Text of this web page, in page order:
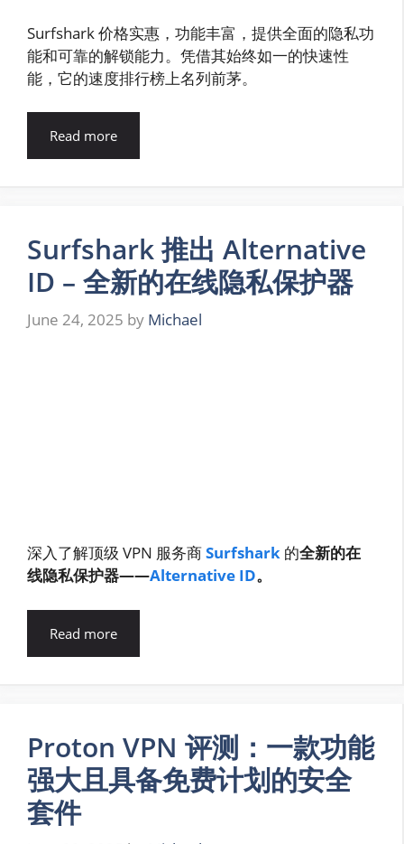
Surfshark 价格实惠，功能丰富，提供全面的隐私功
能和可靠的解锁能力。凭借其始终如一的快速性
能，它的速度排行榜上名列前茅。
Read more
Surfshark 推出 Alternative
ID – 全新的在线隐私保护器
June 24, 2025 by Michael
深入了解顶级 VPN 服务商Surfshark 的全新的在
线隐私保护器——Alternative ID。
Read more
Proton VPN 评测：一款功能
强大且具备免费计划的安全
套件